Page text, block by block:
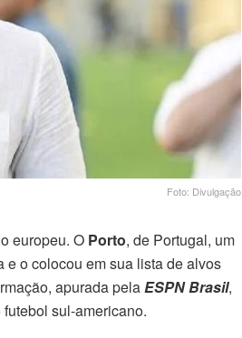
Foto: Divulgação
europeu. O Porto, de Portugal, um
e o colocou em sua lista de alvos
apurada pelaESPN Brasil,
sul-americano.